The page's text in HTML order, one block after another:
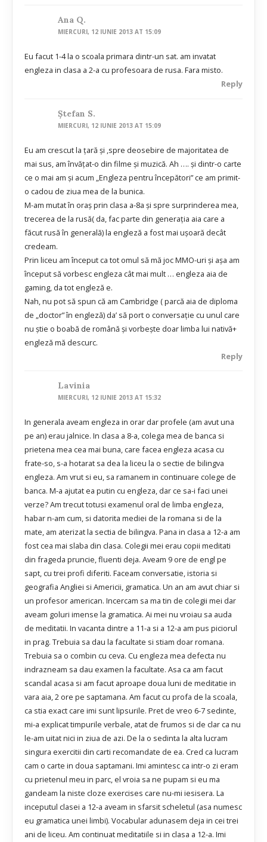
Ana Q.
MIERCURI, 12 IUNIE 2013 AT 15:09
Eu facut 1-4 la o scoala primara dintr-un sat. am invatat
engleza in clasa a 2-a cu profesoara de rusa. Fara misto.
Reply
Ștefan S.
MIERCURI, 12 IUNIE 2013 AT 15:09
Eu am crescut la țară și ,spre deosebire de majoritatea de
mai sus, am învățat-o din filme și muzică. Ah …. și dintr-o carte
ce o mai am și acum „Engleza pentru începători” ce am primit-
o cadou de ziua mea de la bunica.
M-am mutat în oraș prin clasa a-8a și spre surprinderea mea,
trecerea de la rusă( da, fac parte din generația aia care a
făcut rusă în generală) la engleză a fost mai ușoară decât
credeam.
Prin liceu am început ca tot omul să mă joc MMO-uri și așa am
început să vorbesc engleza cât mai mult … engleza aia de
gaming, da tot engleză e.
Nah, nu pot să spun că am Cambridge ( parcă aia de diploma
de „doctor” în engleză) da’ să port o conversație cu unul care
nu știe o boabă de română și vorbește doar limba lui nativă+
engleză mă descurc.
Reply
Lavinia
MIERCURI, 12 IUNIE 2013 AT 15:32
In generala aveam engleza in orar dar profele (am avut una
pe an) erau jalnice. In clasa a 8-a, colega mea de banca si
prietena mea cea mai buna, care facea engleza acasa cu
frate-so, s-a hotarat sa dea la liceu la o sectie de bilingva
engleza. Am vrut si eu, sa ramanem in continuare colege de
banca. M-a ajutat ea putin cu engleza, dar ce sa-i faci unei
verze? Am trecut totusi examenul oral de limba engleza,
habar n-am cum, si datorita mediei de la romana si de la
mate, am aterizat la sectia de bilingva. Pana in clasa a 12-a am
fost cea mai slaba din clasa. Colegii mei erau copii meditati
din frageda pruncie, fluenti deja. Aveam 9 ore de engl pe
sapt, cu trei profi diferiti. Faceam conversatie, istoria si
geografia Angliei si Americii, gramatica. Un an am avut chiar si
un profesor american. Incercam sa ma tin de colegii mei dar
aveam goluri imense la gramatica. Ai mei nu vroiau sa auda
de meditatii. In vacanta dintre a 11-a si a 12-a am pus piciorul
in prag. Trebuia sa dau la facultate si stiam doar romana.
Trebuia sa o combin cu ceva. Cu engleza mea defecta nu
indrazneam sa dau examen la facultate. Asa ca am facut
scandal acasa si am facut aproape doua luni de meditatie in
vara aia, 2 ore pe saptamana. Am facut cu profa de la scoala,
ca stia exact care imi sunt lipsurile. Pret de vreo 6-7 sedinte,
mi-a explicat timpurile verbale, atat de frumos si de clar ca nu
le-am uitat nici in ziua de azi. De la o sedinta la alta lucram
singura exercitii din carti recomandate de ea. Cred ca lucram
cam o carte in doua saptamani. Imi amintesc ca intr-o zi eram
cu prietenul meu in parc, el vroia sa ne pupam si eu ma
gandeam la niste cloze exercises care nu-mi iesisera. La
inceputul clasei a 12-a aveam in sfarsit scheletul (asa numesc
eu gramatica unei limbi). Vocabular adunasem deja in cei trei
ani de liceu. Am continuat meditatiile si in clasa a 12-a. Imi